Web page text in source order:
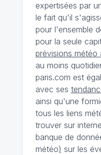
expertisées par
le fait qu'il
pour l'ensemble
pour la seule
prévisions météo
au moins
paris.com est
avec ses
ainsi qu'une
tous les liens
trouver sur
banque de
météo) sur les